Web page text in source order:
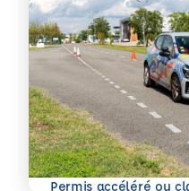
Permis accéléré ou
En savoir plus